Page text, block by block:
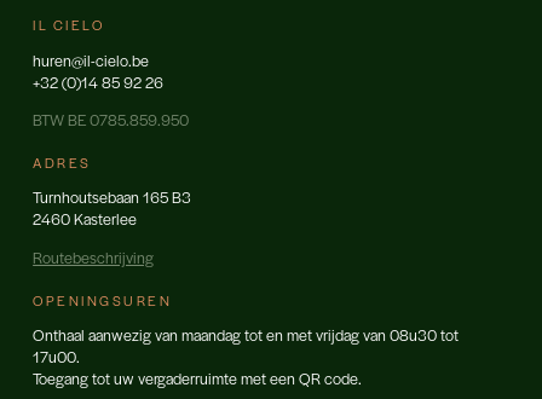
IL CIELO
huren@il-cielo.be
+32 (0)14 85 92 26
BTW BE 0785.859.950
ADRES
Turnhoutsebaan 165 B3
2460 Kasterlee
Routebeschrijving
OPENINGSUREN
Onthaal aanwezig van maandag tot en met vrijdag van 08u30 tot
17u00.
Toegang tot uw vergaderruimte met een QR code.